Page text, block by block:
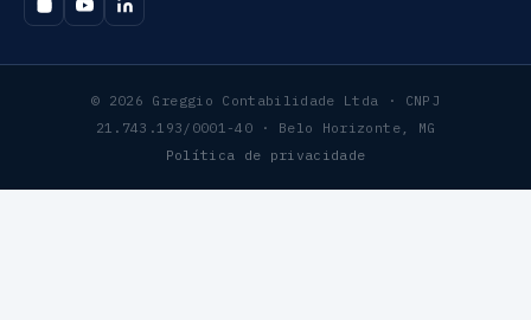
© 2026 Greggio Contabilidade Ltda · CNPJ
21.743.193/0001-40 · Belo Horizonte, MG
Política de privacidade